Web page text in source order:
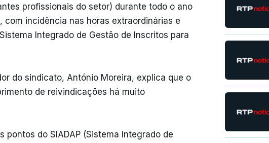
profissionais do setor) durante todo o ano
com incidência nas horas extraordinárias e
Integrado de Gestão de Inscritos para
do sindicato, António Moreira, explica que o
de reivindicações há muito
do SIADAP (Sistema Integrado de